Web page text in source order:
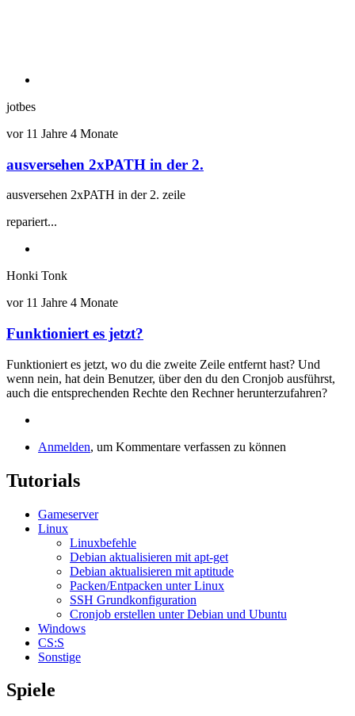
jotbes
vor 11 Jahre 4 Monate
ausversehen 2xPATH in der 2.
ausversehen 2xPATH in der 2. zeile
repariert...
Honki Tonk
vor 11 Jahre 4 Monate
Antwort
ausversehen
2xPATH
in
Funktioniert es jetzt?
Funktioniert es jetzt, wo du die zweite Zeile entfernt hast? Und
wenn nein, hat dein Benutzer, über den du den Cronjob ausführst,
auch die entsprechenden Rechte den Rechner herunterzufahren?
Anmelden, um Kommentare verfassen zu können
Tutorials
Gameserver
Linux
Linuxbefehle
Debian aktualisieren mit apt-get
Debian aktualisieren mit aptitude
Packen/Entpacken unter Linux
SSH Grundkonfiguration
Cronjob erstellen unter Debian und Ubuntu
Windows
CS:S
Sonstige
Spiele